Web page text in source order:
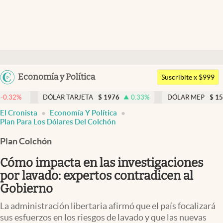
Argentina
Economía y Política
Members
Economía y Política
Finanzas y Mercados
Columnistas
Otras secciones
Apertura
Suscribite x $999
DÓLAR TARJETA $ 1976 0.33% DÓLAR MEP $ 1518,45
El Cronista
Economía Y Política
Plan Para Los Dólares Del Colchón
Plan Colchón
Cómo impacta en las investigaciones
por lavado: expertos contradicen al
Gobierno
La administración libertaria afirmó que el país focalizará
sus esfuerzos en los riesgos de lavado y que las nuevas